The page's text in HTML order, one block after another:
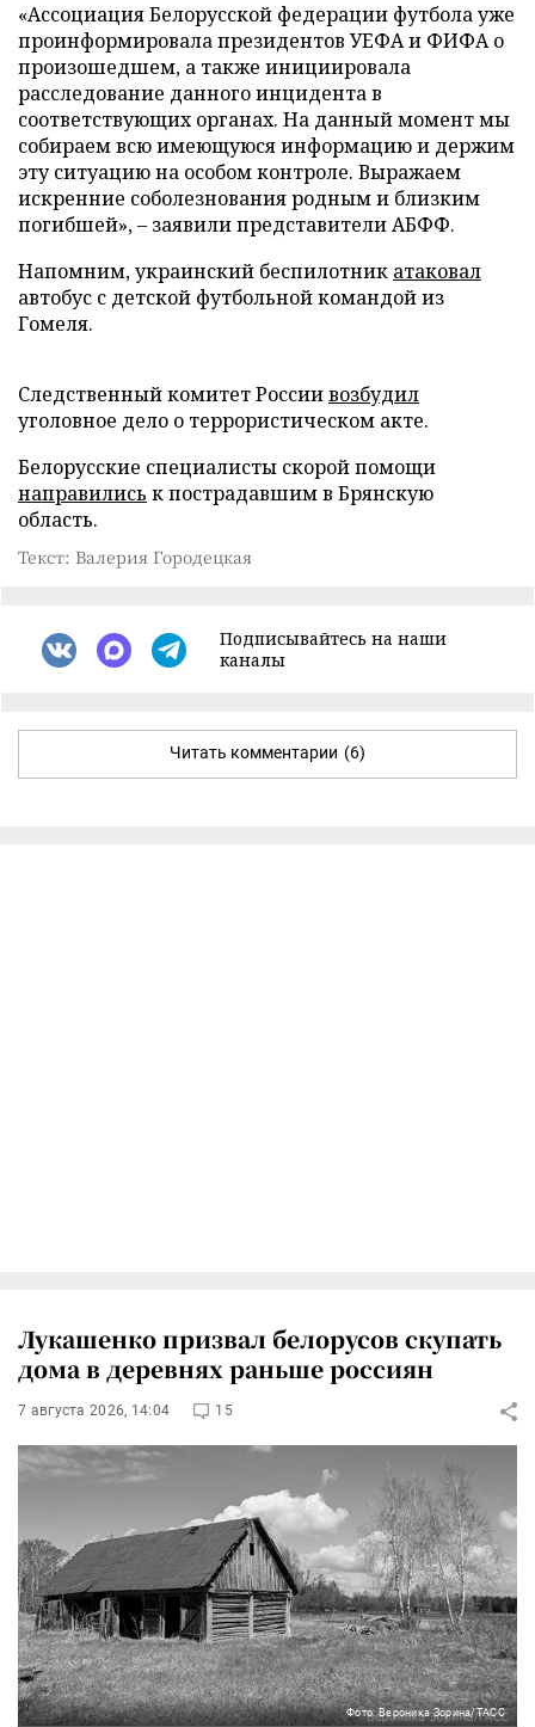
«Ассоциация Белорусской федерации футбола уже
проинформировала президентов УЕФА и ФИФА о
произошедшем, а также инициировала
расследование данного инцидента в
соответствующих органах. На данный момент мы
собираем всю имеющуюся информацию и держим
эту ситуацию на особом контроле. Выражаем
искренние соболезнования родным и близким
погибшей», – заявили представители АБФФ.
Напомним, украинский беспилотник атаковал
автобус с детской футбольной командой из
Гомеля.
Следственный комитет Россиивозбудил
уголовное дело о террористическом акте.
Белорусские специалисты скорой помощи
направились к пострадавшим в Брянскую
область.
Текст: Валерия Городецкая
Подписывайтесь на наши
каналы
Читать комментарии (6)
Лукашенко призвал белорусов скупать
дома в деревнях раньше россиян
7 августа 2026, 14:04 15
Фото: Вероника Зорина/ТАСС